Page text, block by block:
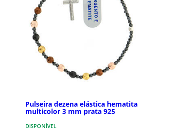
Pulseira dezena elástica hematita
multicolor 3 mm prata 925
DISPONÍVEL